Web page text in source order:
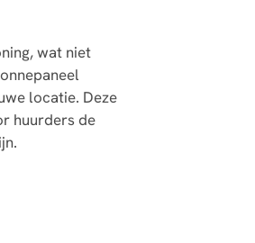
wat niet
locatie. Deze
huurders de